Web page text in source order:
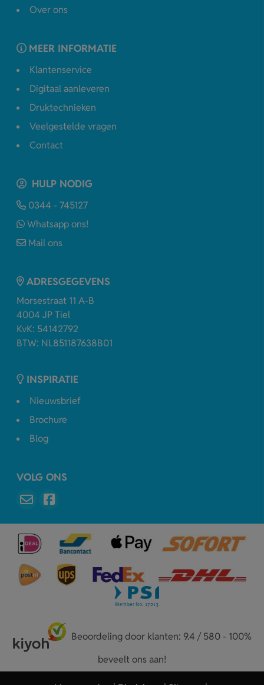
Over ons
MEER INFORMATIE
Klantenservice
Digitaal aanleveren
Druktechnieken
Veelgestelde vragen
Contact
HULP NODIG
0344 - 745127
Whatsapp ons!
Mail ons
ADRESGEGEVENS
Morsestraat 11 A-B
4004 JP Tiel
KvK: 54142792
BTW: NL851187638B01
INSPIRATIE
Nieuwsbrief
Brochure
Blog
VOLG ONS
Beoordeling door klanten: 9.4 / 580 - 100%
beveelt ons aan!